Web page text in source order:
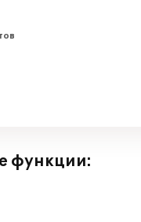
функции: